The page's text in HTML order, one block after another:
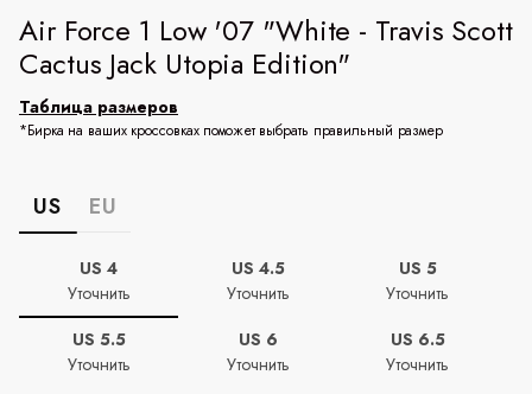
Air Force 1 Low '07 "White - Travis Scott
Cactus Jack Utopia Edition"
Таблица размеров
*Бирка на ваших кроссовках поможет выбрать правильный размер
US EU
US 4
Уточнить
US 4.5
Уточнить
US 5
Уточнить
US 5.5
Уточнить
US 6
Уточнить
US 6.5
Уточнить